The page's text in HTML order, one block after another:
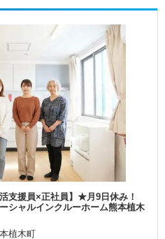
支援員×正社員】★月9日休み！
シャルインクルーホーム熊本植木
植木町